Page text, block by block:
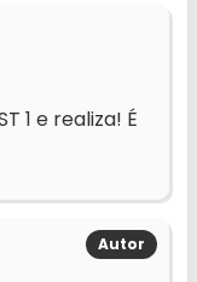
1 e realiza! É